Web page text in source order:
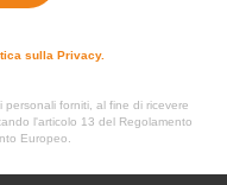
sulla Privacy.
forniti, al fine di ricevere
l'articolo 13 del Regolamento
Europeo.